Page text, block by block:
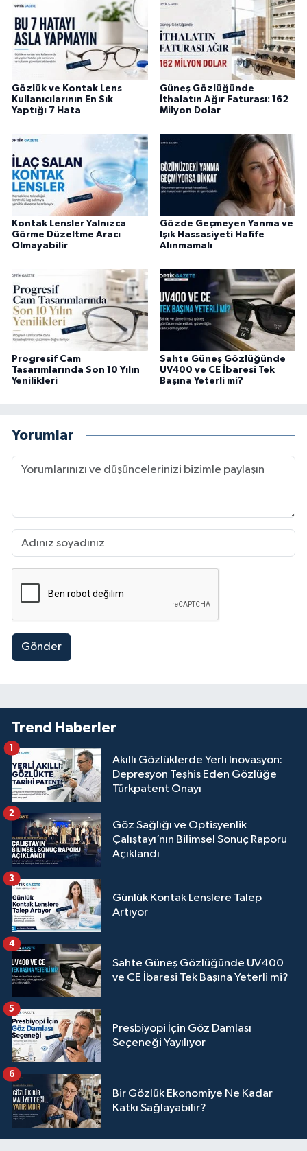
Gözlük ve Kontak Lens
Kullanıcılarının En Sık
Yaptığı 7 Hata
Güneş Gözlüğünde
İthalatın Ağır Faturası: 162
Milyon Dolar
Kontak Lensler Yalnızca
Görme Düzeltme Aracı
Olmayabilir
Gözde Geçmeyen Yanma ve
Işık Hassasiyeti Hafife
Alınmamalı
Progresif Cam
Tasarımlarında Son 10 Yılın
Yenilikleri
Sahte Güneş Gözlüğünde
UV400 ve CE İbaresi Tek
Başına Yeterli mi?
Yorumlar
Gönder
Trend Haberler
Akıllı Gözlüklerde Yerli İnovasyon:
Depresyon Teşhis Eden Gözlüğe
Türkpatent Onayı
1
Göz Sağlığı ve Optisyenlik
Çalıştayı’nın Bilimsel Sonuç Raporu
Açıklandı
2
Günlük Kontak Lenslere Talep
Artıyor
3
Sahte Güneş Gözlüğünde UV400
ve CE İbaresi Tek Başına Yeterli mi?
4
Presbiyopi İçin Göz Damlası
Seçeneği Yayılıyor
5
Bir Gözlük Ekonomiye Ne Kadar
Katkı Sağlayabilir?
6